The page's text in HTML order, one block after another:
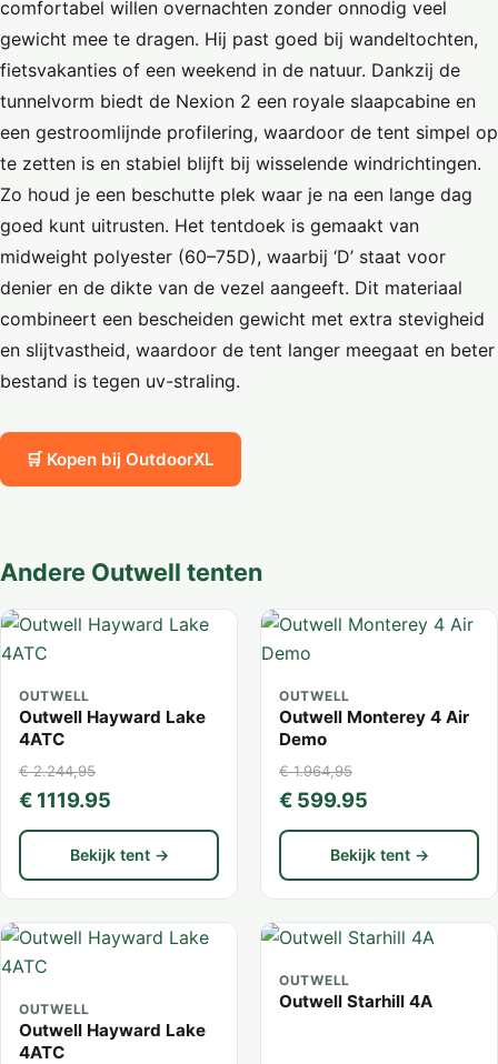
comfortabel willen overnachten zonder onnodig veel
gewicht mee te dragen. Hij past goed bij wandeltochten,
fietsvakanties of een weekend in de natuur. Dankzij de
tunnelvorm biedt de Nexion 2 een royale slaapcabine en
een gestroomlijnde profilering, waardoor de tent simpel op
te zetten is en stabiel blijft bij wisselende windrichtingen.
Zo houd je een beschutte plek waar je na een lange dag
goed kunt uitrusten. Het tentdoek is gemaakt van
midweight polyester (60–75D), waarbij ‘D’ staat voor
denier en de dikte van de vezel aangeeft. Dit materiaal
combineert een bescheiden gewicht met extra stevigheid
en slijtvastheid, waardoor de tent langer meegaat en beter
bestand is tegen uv-straling.
🛒 Kopen bij OutdoorXL
Andere Outwell tenten
OUTWELL
Outwell Hayward Lake
4ATC
€ 2.244,95
€ 1119.95
Bekijk tent →
OUTWELL
Outwell Monterey 4 Air
Demo
€ 1.964,95
€ 599.95
Bekijk tent →
OUTWELL
Outwell Hayward Lake
4ATC
OUTWELL
Outwell Starhill 4A